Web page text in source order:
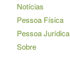
Notícias
Pessoa Física
Pessoa Jurídica
Sobre